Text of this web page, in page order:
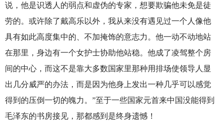
说，他是识透人的弱点和虚伪的专家，想要欺骗他未免是徒
劳的。或许除了戴高乐以外，我从来没有遇见过一个人像他
具有如此高度集中的、不加掩饰的意志力。他一动不动地站
在那里，身边有一个女护士协助他站稳。他成了凌驾整个房
间的中心，而这不是靠大多数国家里那种用排场使领导人显
出几分威严的办法，而是因为他身上发出一种几乎可以感觉
得到的压倒一切的魄力。”至于一些国家元首来中国没能得到
毛泽东的书房接见，那都感到是终身遗憾！